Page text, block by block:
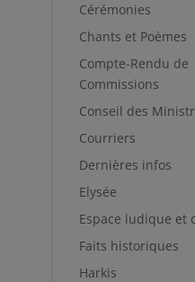
Cérémonies
Chants et Poèmes
Compte-Rendu de
Commissions
Conseil des
Courriers
Dernières infos
Elysée
Espace ludique et
Faits historiques
Harkis